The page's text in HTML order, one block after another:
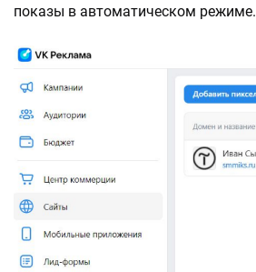
показы в автоматическом режиме.